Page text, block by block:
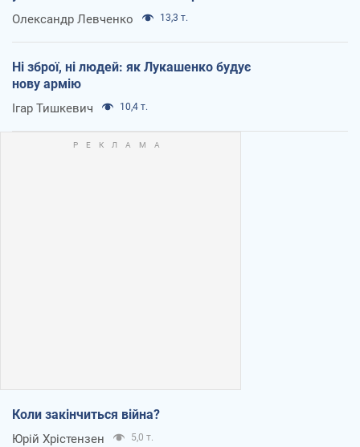
Олександр Левченко 13,3 т.
Ні зброї, ні людей: як Лукашенко будує
нову армію
Ігар Тишкевич 10,4 т.
Коли закінчиться війна?
Юрій Хрістензен 5,0 т.